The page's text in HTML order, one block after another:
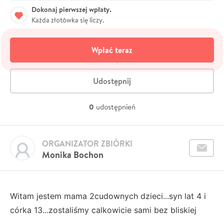
Dokonaj pierwszej wpłaty.
Każda złotówka się liczy.
Wpłać teraz
Udostępnij
0 udostępnień
Monika Bochon
ORGANIZATOR ZBIÓRKI
Witam jestem mama 2cudownych dzieci...syn lat 4 i
córka 13...zostaliśmy calkowicie sami bez bliskiej